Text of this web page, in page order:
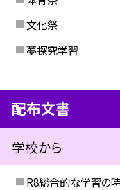
文化祭
夢探究学習
配布文書
学校から
R8総合的な学習の